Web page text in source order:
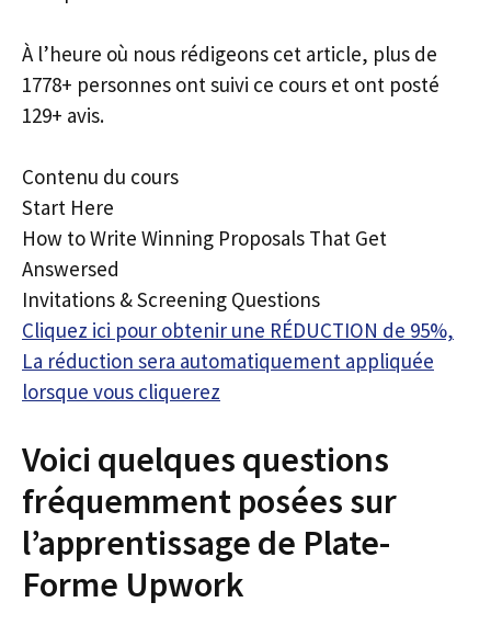
À l’heure où nous rédigeons cet article, plus de
1778+ personnes ont suivi ce cours et ont posté
129+ avis.
Contenu du cours
Start Here
How to Write Winning Proposals That Get
Answersed
Invitations & Screening Questions
Cliquez ici pour obtenir une RÉDUCTION de 95%,
La réduction sera automatiquement appliquée
lorsque vous cliquerez
Voici quelques questions
fréquemment posées sur
l’apprentissage de Plate-
Forme Upwork